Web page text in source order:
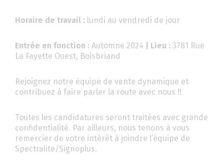
Horaire de travail : lundi au vendredi de jour
Entrée en fonction : Automne 2024 | Lieu : 3781 Rue
La Fayette Ouest, Boisbriand
Rejoignez notre équipe de vente dynamique et
contribuez à faire parler la route avec nous !!
Toutes les candidatures seront traitées avec grande
confidentialité. Par ailleurs, nous tenons à vous
remercier de votre intérêt à joindre l’équipe de
Spectralite/Signoplus.